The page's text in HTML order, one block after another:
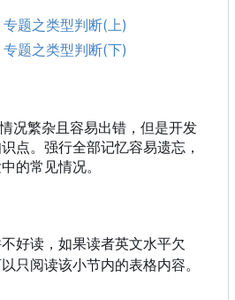
题之类型判断(上)
题之类型判断(下)
况繁杂且容易出错，但是开发
点。强行全部记忆容易遗忘，
的常见情况。
好读，如果读者英文水平欠
只阅读该小节内的表格内容。